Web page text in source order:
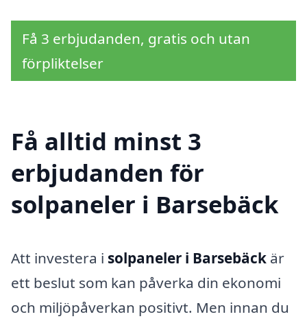
Få 3 erbjudanden, gratis och utan
förpliktelser
Få alltid minst 3
erbjudanden för
solpaneler i Barsebäck
Att investera i solpaneler i Barsebäck är
ett beslut som kan påverka din ekonomi
och miljöpåverkan positivt. Men innan du